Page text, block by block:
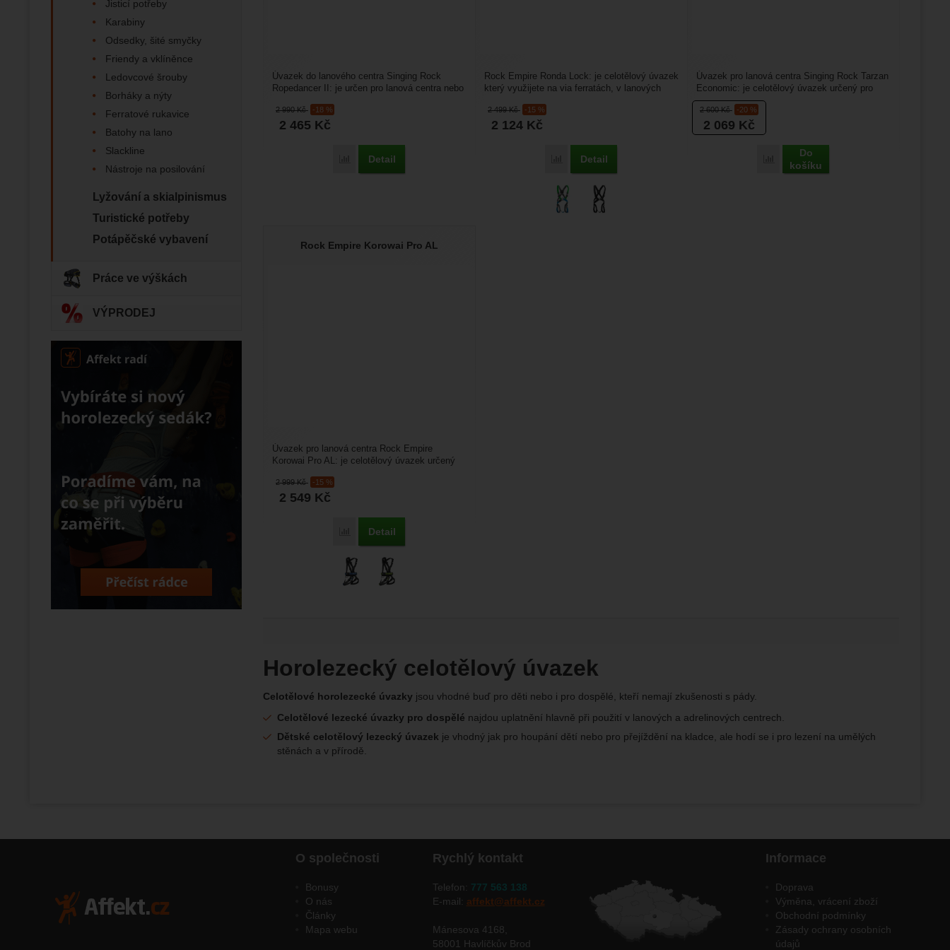
2 990Kč -18 %
2 465 Kč
Přidat 'Singing Rock Ropedancer II' k porovnání
Detail
Úvazek do lanového centra Singing Rock
Ropedancer II: je určen pro lanová centra nebo
2 499Kč -15 %
2 124 Kč
Přidat 'Rock Empire Ronda Lock' k porovnání
Detail
Rock Empire Ronda Lock: je celotělový úvazek
který využijete na via ferratách, v lanových
2 600Kč -20 %
2 069 Kč
Přidat 'Singing Rock Tarzan Economic' k
Do
košíku
Úvazek pro lanová centra Singing Rock Tarzan
Economic: je celotělový úvazek určený pro
lanové kurzy,...
Rock Empire Korowai Pro AL
2 999Kč -15 %
2 549 Kč
Přidat 'Rock Empire Korowai Pro AL' k porovnání
Detail
Úvazek pro lanová centra Rock Empire
Korowai Pro AL: je celotělový úvazek určený
Horolezecký celotělový úvazek
Celotělové horolezecké úvazky jsou vhodné buď pro děti nebo i pro dospělé, kteří nemají zkušenosti s pády.
Celotělové lezecké úvazky pro dospělé najdou uplatnění hlavně při použití v lanových a adrelinových centrech.
Dětské celotělový lezecký úvazek je vhodný jak pro houpání dětí nebo pro přejíždění na kladce, ale hodí se i pro lezení na umělých
stěnách a v přírodě.
Jisticí potřeby
Karabiny
Odsedky, šité smyčky
Friendy a vklíněnce
Ledovcové šrouby
Borháky a nýty
Ferratové rukavice
Batohy na lano
Slackline
Nástroje na posilování
Lyžování a skialpinismus
Turistické potřeby
Potápěčské vybavení
Práce ve výškách
VÝPRODEJ
O společnosti
Bonusy
O nás
Články
Mapa webu
Rychlý kontakt
Telefon: 777 563 138
E-mail: affekt@affekt.cz
Mánesova 4168,
58001 Havlíčkův Brod
Informace
Doprava
Výměna, vrácení zboží
Obchodní podmínky
Zásady ochrany osobních
údajů